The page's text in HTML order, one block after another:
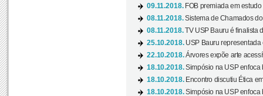
09.11.2018. FOB premiada em estudo
08.11.2018.Sistema de Chamados
08.11.2018.TV USP Bauru é finalista
25.10.2018. USP Bauru representada
22.10.2018.Árvores expõe arte
18.10.2018.Simpósio na USP enfoca
18.10.2018. Encontro discutiu Ética
18.10.2018.Simpósio na USP enfoca